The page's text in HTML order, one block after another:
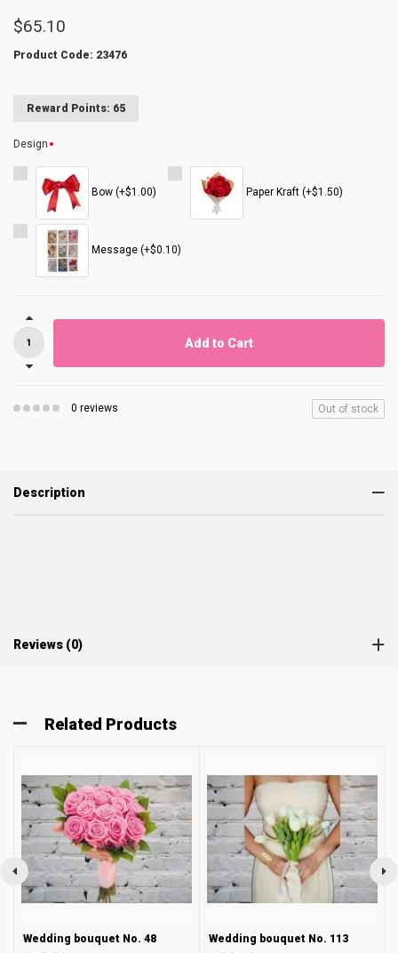
$65.10
Product Code: 23476
Reward Points: 65
Design
Bow (+$1.00) Paper Kraft (+$1.50)
Message (+$0.10)
Add to Cart
0 reviews Out of stock
Description
Reviews (0)
Related Products
Wedding bouquet No. 48 Wedding bouquet No. 113